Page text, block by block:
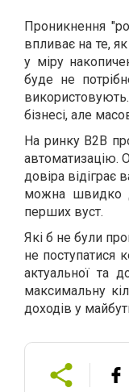
Проникнення
впливає на те,
у міру
буде не
бізнесі, але
На ринку B2B
автоматизацію.
довіра відіграє
можна швидко
перших вуст.
Які б не були
не поступатися
актуальної та
максимальну
доходів у